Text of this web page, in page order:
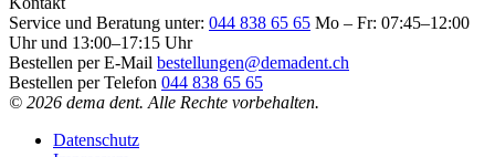
Service und Beratung unter: 044 838 65 65 Mo – Fr: 07:45–12:00
Uhr und 13:00–17:15 Uhr
Bestellen per E-Mail bestellungen@demadent.ch
Bestellen per Telefon 044 838 65 65
© 2026 dema dent. Alle Rechte vorbehalten.
Datenschutz